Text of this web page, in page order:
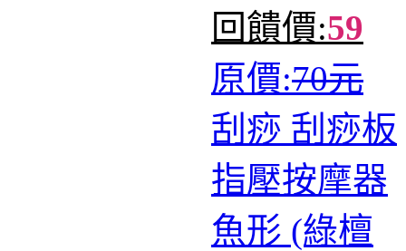
回饋價:59
原價:70元
刮痧 刮痧板
指壓按摩器
魚形 (綠檀